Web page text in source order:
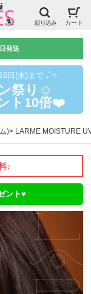
絞り込み カート
発送
日(水)まで ₊˚✧
祭り☺️
ト10倍❤️
) LARME MOISTURE
♪
ント♥